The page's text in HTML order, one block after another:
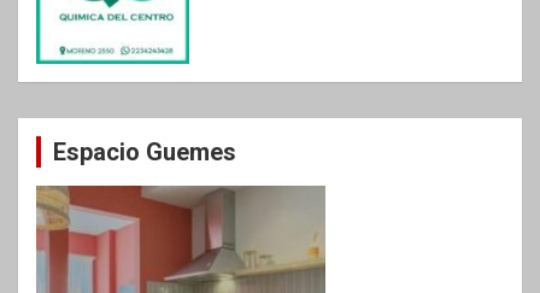
Espacio Guemes